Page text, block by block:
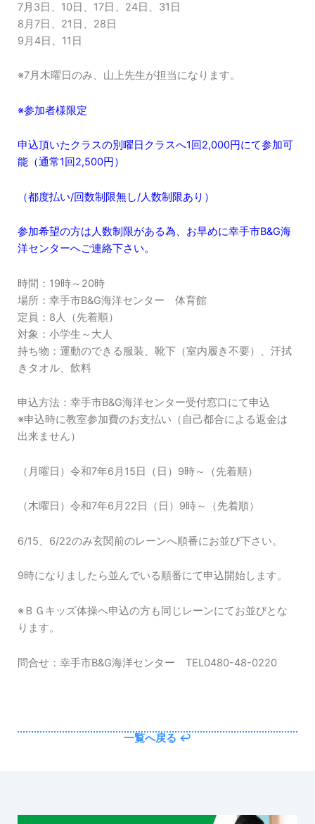
7月3日、10日、17日、24日、31日
8月7日、21日、28日
9月4日、11日
※7月木曜日のみ、山上先生が担当になります。
※参加者様限定
申込頂いたクラスの別曜日クラスへ1回2,000円にて参加可
能（通常1回2,500円）
（都度払い/回数制限無し/人数制限あり）
参加希望の方は人数制限がある為、お早めに幸手市B&G海
洋センターへご連絡下さい。
時間：19時～20時
場所：幸手市B&G海洋センター 体育館
定員：8人（先着順）
対象：小学生～大人
持ち物：運動のできる服装、靴下（室内履き不要）、汗拭
きタオル、飲料
申込方法：幸手市B&G海洋センター受付窓口にて申込
※申込時に教室参加費のお支払い（自己都合による返金は
出来ません）
（月曜日）令和7年6月15日（日）9時～（先着順）
（木曜日）令和7年6月22日（日）9時～（先着順）
6/15、6/22のみ玄関前のレーンへ順番にお並び下さい。
9時になりましたら並んでいる順番にて申込開始します。
※ＢＧキッズ体操へ申込の方も同じレーンにてお並びとな
ります。
問合せ：幸手市B&G海洋センター TEL0480-48-0220
一覧へ戻る ↩︎